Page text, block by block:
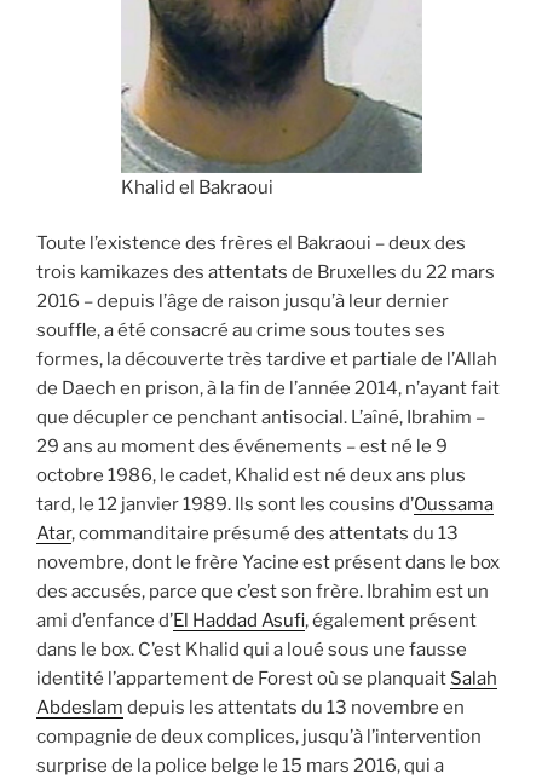
Khalid el Bakraoui
Toute l’existence des frères el Bakraoui – deux des
trois kamikazes des attentats de Bruxelles du 22 mars
2016 – depuis l’âge de raison jusqu’à leur dernier
souffle, a été consacré au crime sous toutes ses
formes, la découverte très tardive et partiale de l’Allah
de Daech en prison, à la fin de l’année 2014, n’ayant fait
que décupler ce penchant antisocial. L’aîné, Ibrahim –
29 ans au moment des événements – est né le 9
octobre 1986, le cadet, Khalid est né deux ans plus
tard, le 12 janvier 1989. Ils sont les cousins d’Oussama
Atar, commanditaire présumé des attentats du 13
novembre, dont le frère Yacine est présent dans le box
des accusés, parce que c’est son frère. Ibrahim est un
ami d’enfance d’El Haddad Asufi, également présent
dans le box. C’est Khalid qui a loué sous une fausse
identité l’appartement de Forest où se planquait Salah
Abdeslam depuis les attentats du 13 novembre en
compagnie de deux complices, jusqu’à l’intervention
surprise de la police belge le 15 mars 2016, qui a